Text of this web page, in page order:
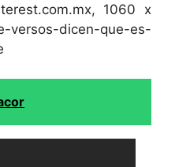
1060 x
versos-dicen-que-es-